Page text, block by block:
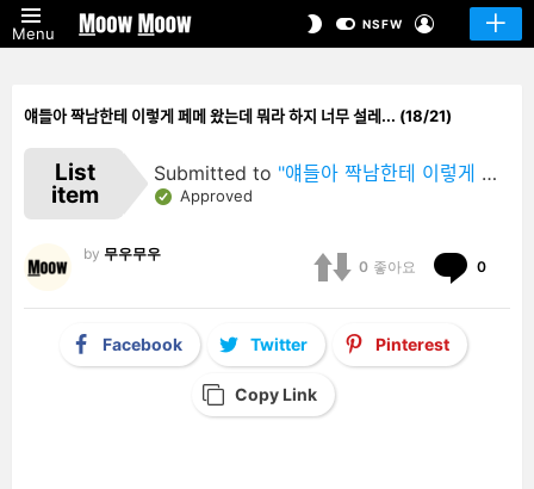
Menu
SWITCHNSFW
얘들아 짝남한테 이렇게 페메 왔는데 뭐라 하지 너무 설레... (18/21)
List
item
Submitted to "얘들아 짝남한테 이렇게 페메 왔는데 뭐라 하지 너무 설레…"
Approved
by 무우무우
0 좋아요 0
Facebook Twitter Pinterest
Copy Link